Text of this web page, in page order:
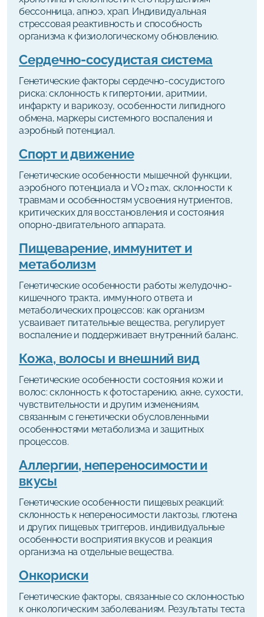
бессонница, апноэ, храп. Индивидуальная
стрессовая реактивность и способность
организма к физиологическому обновлению.
Сердечно-сосудистая система
Генетические факторы сердечно-сосудистого
риска: склонность к гипертонии, аритмии,
инфаркту и варикозу, особенности липидного
обмена, маркеры системного воспаления и
аэробный потенциал.
Спорт и движение
Генетические особенности мышечной функции,
аэробного потенциала и VO₂max, склонности к
травмам и особенностям усвоения нутриентов,
критических для восстановления и состояния
опорно-двигательного аппарата.
Пищеварение, иммунитет и
метаболизм
Генетические особенности работы желудочно-
кишечного тракта, иммунного ответа и
метаболических процессов: как организм
усваивает питательные вещества, регулирует
воспаление и поддерживает внутренний баланс.
Кожа, волосы и внешний вид
Генетические особенности состояния кожи и
волос: склонность к фотостарению, акне, сухости,
чувствительности и другим изменениям,
связанным с генетически обусловленными
особенностями метаболизма и защитных
процессов.
Аллергии, непереносимости и
вкусы
Генетические особенности пищевых реакций:
склонность к непереносимости лактозы, глютена
и других пищевых триггеров, индивидуальные
особенности восприятия вкусов и реакция
организма на отдельные вещества.
Онкориски
Генетические факторы, связанные со склонностью
к онкологическим заболеваниям. Результаты теста